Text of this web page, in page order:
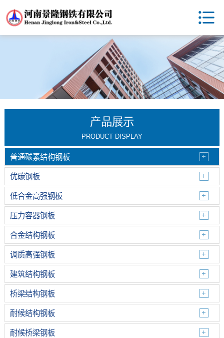
产品展示
PRODUCT DISPLAY
普通碳素结构钢板
优碳钢板
低合金高强钢板
压力容器钢板
合金结构钢板
调质高强钢板
建筑结构钢板
桥梁结构钢板
耐候结构钢板
耐候桥梁钢板